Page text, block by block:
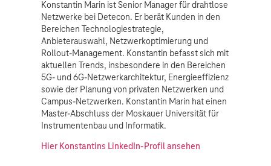
Konstantin Marin ist Senior Manager für drahtlose
Netzwerke bei Detecon. Er berät Kunden in den
Bereichen Technologiestrategie,
Anbieterauswahl, Netzwerkoptimierung und
Rollout-Management. Konstantin befasst sich mit
aktuellen Trends, insbesondere in den Bereichen
5G- und 6G-Netzwerkarchitektur, Energieeffizienz
sowie der Planung von privaten Netzwerken und
Campus-Netzwerken. Konstantin Marin hat einen
Master-Abschluss der Moskauer Universität für
Instrumentenbau und Informatik.
Hier Konstantins LinkedIn-Profil ansehen